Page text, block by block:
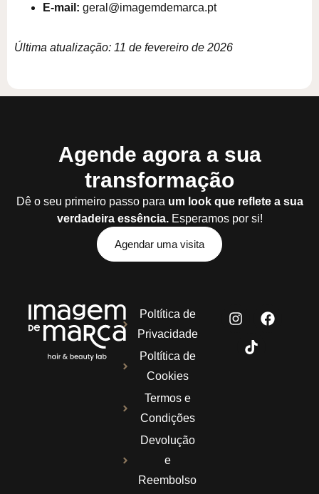
E-mail: geral@imagemdemarca.pt
Última atualização: 11 de fevereiro de 2026
Agende agora a sua
transformação
Dê o seu primeiro passo para um look que reflete a sua
verdadeira essência.Esperamos por si!
Agendar uma visita
Poltítica de
Privacidade
Poltítica de
Cookies
Termos e
Condições
Devolução
e
Reembolso